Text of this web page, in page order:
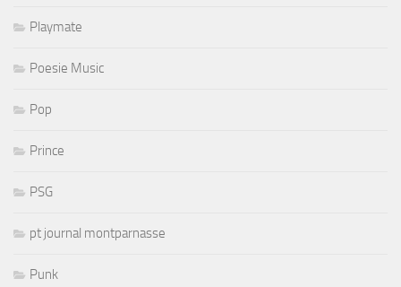
Playmate
Poesie Music
Pop
Prince
PSG
pt journal montparnasse
Punk